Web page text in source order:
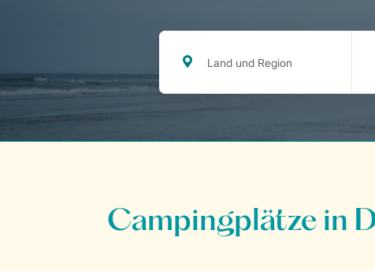
Campingplätze in